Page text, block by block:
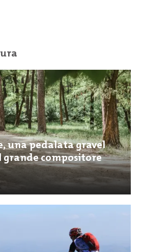
una pedalata gravel
compositore